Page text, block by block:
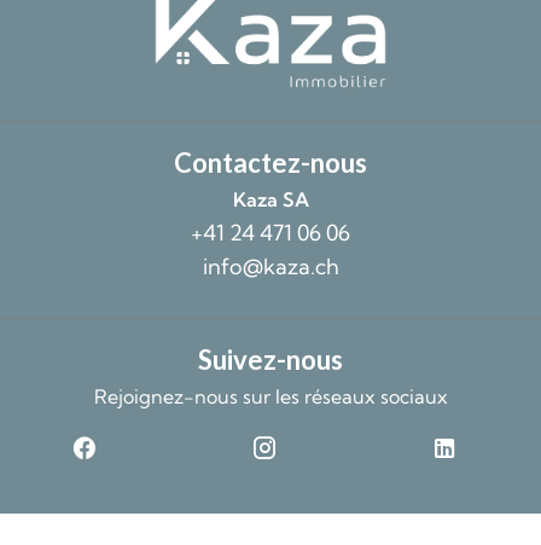
Contactez-nous
Kaza SA
+41 24 471 06 06
info@kaza.ch
Suivez-nous
Rejoignez-nous sur les réseaux sociaux